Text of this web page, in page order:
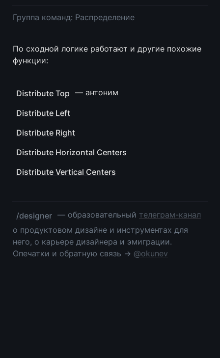
Группа команд: Распределение
По сходной логике работают и другие похожие
функции:
Distribute Top — антоним
Distribute Left
Distribute Right
Distribute Horizontal Centers
Distribute Vertical Centers
/designer — образовательный телеграм-канал
о продуктовом дизайне и инструментах для
него, о карьере дизайнера и эмиграции.
Опечатки и обратную связь → @okunev